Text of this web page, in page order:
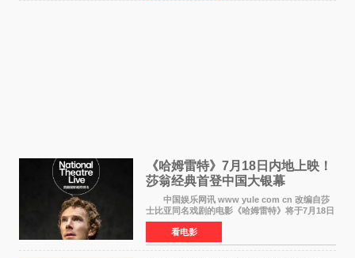
《哈姆雷特》7月18日内地上映！
莎翁经典首登中国大银幕
中国娱乐网讯 www yule com cn 改编自莎
士比亚同名戏剧的电影《哈姆雷特》将于7月18日
在中国内地上映。这部跨越四百年的文学经典被
搬上大银幕，为观众带来一场视觉与听觉的双重
盛宴。 《
看电影